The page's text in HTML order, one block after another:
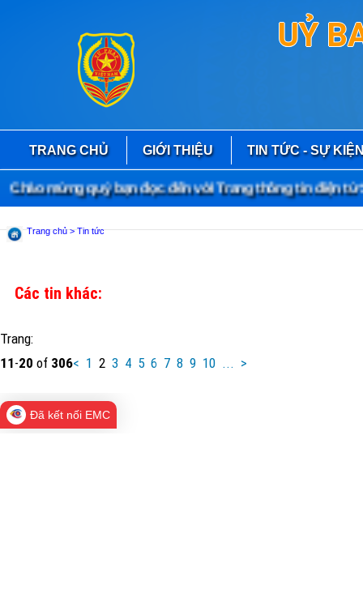
UỶ
TRANG CHỦ GIỚI THIỆU TIN TỨC - SỰ
mừng quý bạn đọc đến với Trang thông tin điện tử
Trang chủ> Tin tức
Các tin khác:
Trang:
11-20 of 306< 1 2 3 4 5 6 7 8 9 10 ... >
Đã kết nối EMC